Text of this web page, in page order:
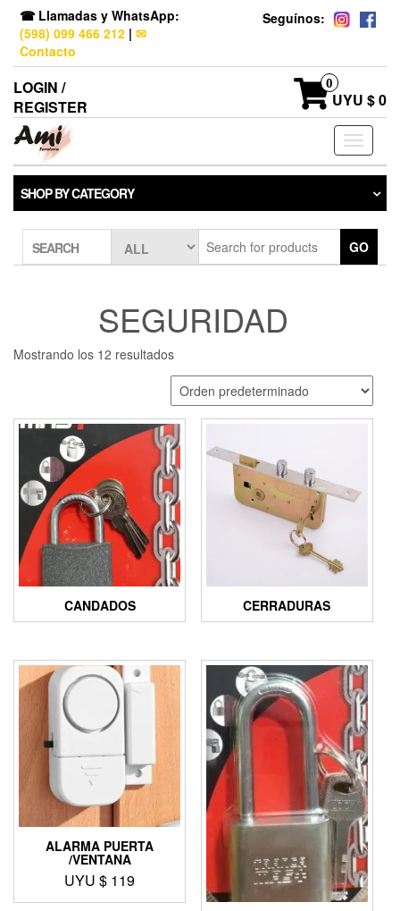
☎ Llamadas y WhatsApp:
(598) 099 466 212 | ✉
Contacto
Seguínos:
LOGIN /
REGISTER
0
UYU $ 0
Toggle
SHOP BY CATEGORY
SEARCH GO
SEGURIDAD
Mostrando los 12 resultados
CANDADOS CERRADURAS
ALARMA PUERTA
/VENTANA
UYU $ 119